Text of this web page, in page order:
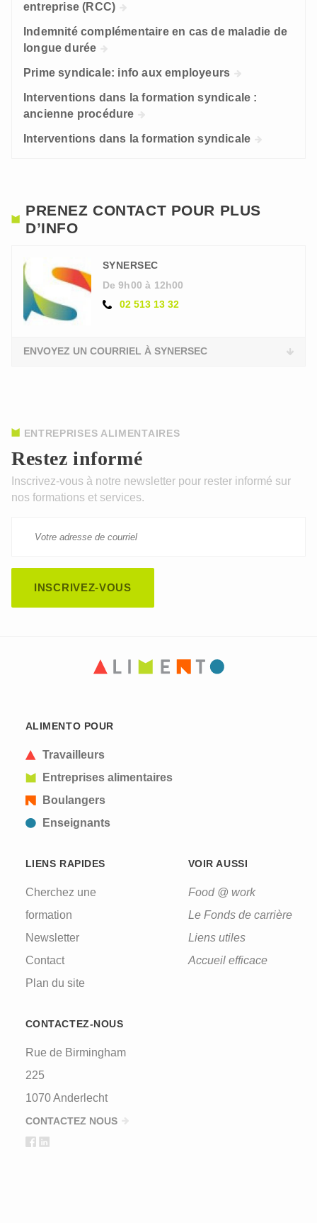
entreprise (RCC)
Indemnité complémentaire en cas de maladie de
longue durée
Prime syndicale: info aux employeurs
Interventions dans la formation syndicale :
ancienne procédure
Interventions dans la formation syndicale
PRENEZ CONTACT POUR PLUS
D’INFO
SYNERSEC
De 9h00 à 12h00
02 513 13 32
ENVOYEZ UN COURRIEL À SYNERSEC
submissions.
Restez informé
ENTREPRISES ALIMENTAIRES
Inscrivez-vous à notre newsletter pour rester informé sur
nos formations et services.
ALIMENTO POUR
Travailleurs
Entreprises alimentaires
Boulangers
Enseignants
LIENS RAPIDES
Cherchez une
formation
Newsletter
Contact
Plan du site
VOIR AUSSI
Food @ work
Le Fonds de carrière
Liens utiles
Accueil efficace
CONTACTEZ-NOUS
Rue de Birmingham
225
1070 Anderlecht
CONTACTEZ NOUS